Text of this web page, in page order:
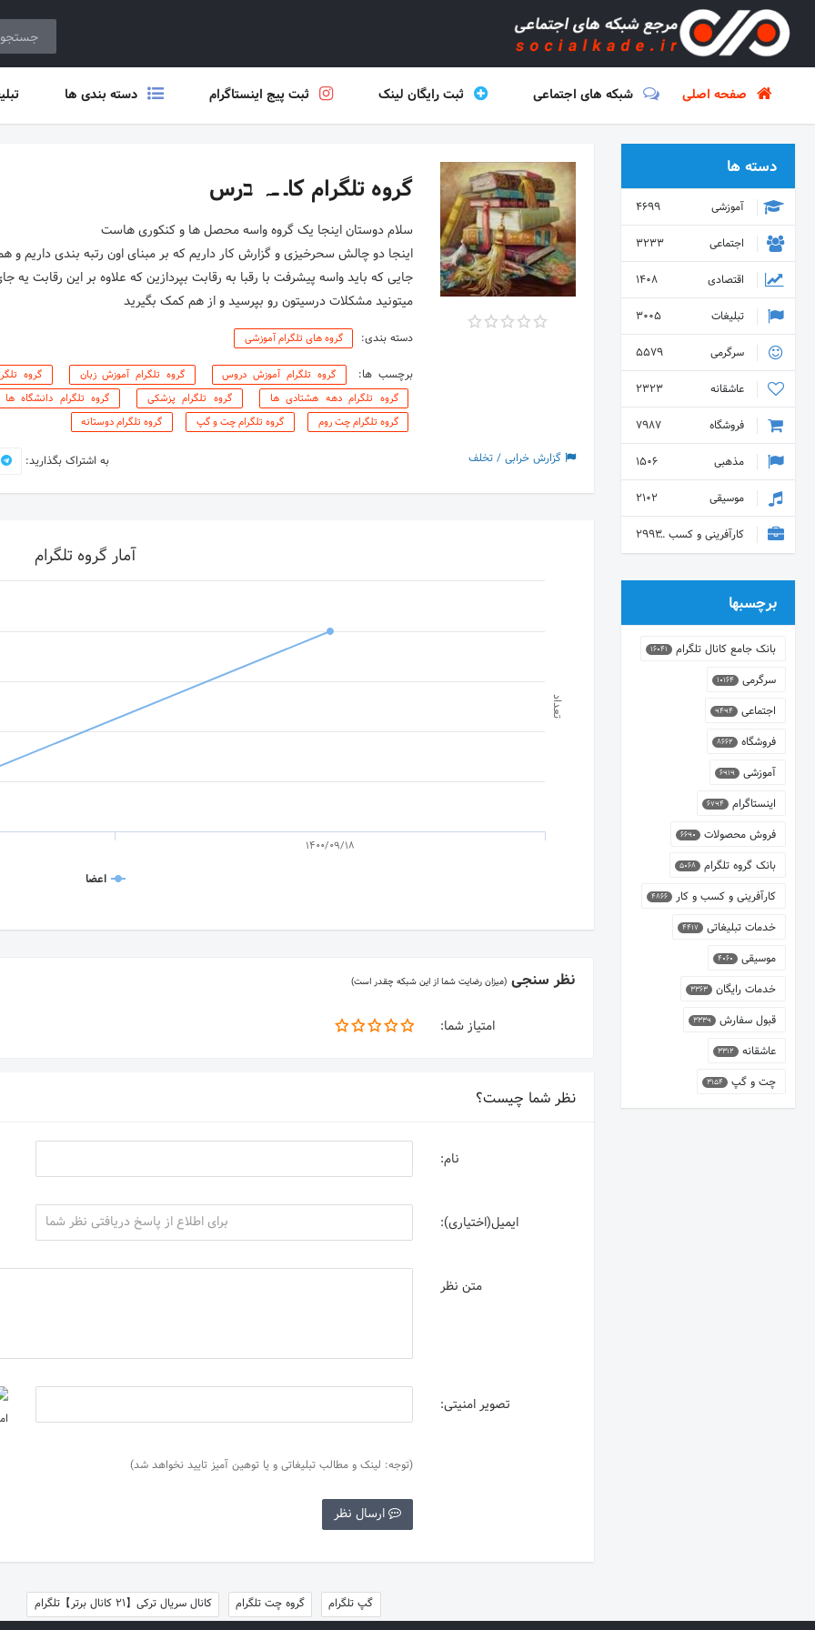
صفحه اصلی شبکه های اجتماعی ثبت رایگان لینک ثبت پیج اینستاگرام دسته بندی ها
گروه تلگرام کاـ ــہ בرس
سلام دوستان اینجا یک گروه واسه محصل ها و کنکوری هاست
جایی که باید واسه پیشرفت با رقبا به رقابت بپردازین که علاوه بر این رقابت
میتونید مشکلات درسیتون رو بپرسید و از هم کمک بگیرید
دسته بندی: گروه های تلگرام آموزشی
برچسب ها: گروه تلگرام آموزش دروس گروه تلگرام آموزش زبان
گروه
گروه تلگرام دهه هشتادی ها
گروه تلگرام پزشکی گروه تلگرام دانشگاه ها
گروه تلگرام چت روم
گروه تلگرام چت و گپ گروه تلگرام دوستانه
به اشتراک بگذارید: گزارش خرابی / تخلف
تعداد
آمار گروه تلگرام
اعضا
1400/09/18
نظر سنجی(میزان رضایت شما از این شبکه چقدر است)
امتیاز شما:
نظر شما چیست؟
نام:
ایمیل(اختیاری):
متن نظر
تصویر امنیتی:
(توجه: لینک و مطالب تبلیغاتی و یا توهین آمیز تایید نخواهد شد)
ارسال نظر
دسته ها
آموزشی
4699
اجتماعی
3233
اقتصادی
1408
تبلیغات
3005
سرگرمی
5579
عاشقانه
2323
فروشگاه
7987
مذهبی
1506
موسیقی
2102
کارآفرینی و کسب و کار 2993
برچسبها
بانک جامع کانال تلگرام 16041
سرگرمی 10164
اجتماعی 9494
فروشگاه 8662
آموزشی 6919
اینستاگرام 6794
فروش محصولات 6690
بانک گروه تلگرام 5068
کارآفرینی و کسب و کار 4866
خدمات تبلیغاتی 4417
موسیقی 4060
خدمات رایگان 3363
قبول سفارش 3339
عاشقانه 3312
چت و گپ 3154
گپ تلگرام گروه چت تلگرام کانال سریال ترکی【21 کانال برتر】تلگرام